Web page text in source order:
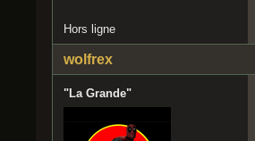
Hors ligne
wolfrex
"La Grande"